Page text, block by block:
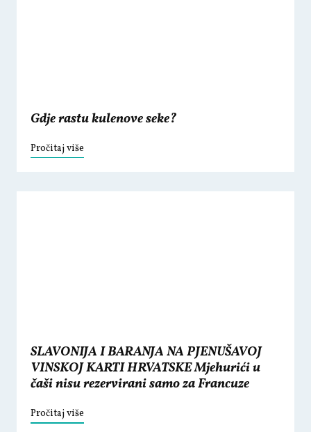
Gdje rastu kulenove seke?
Pročitaj više
SLAVONIJA I BARANJA NA PJENUŠAVOJ
VINSKOJ KARTI HRVATSKE Mjehurići u
čaši nisu rezervirani samo za Francuze
Pročitaj više